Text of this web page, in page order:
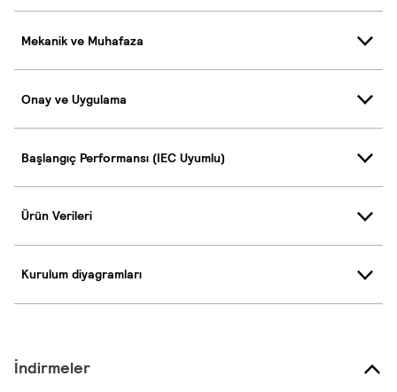
Mekanik ve Muhafaza
Onay ve Uygulama
Başlangıç Performansı (IEC Uyumlu)
Ürün Verileri
Kurulum diyagramları
İndirmeler